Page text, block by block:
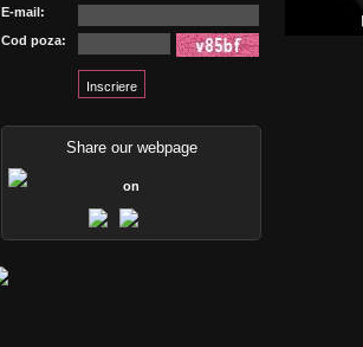
E-mail:
Cod poza:
Share our webpage
on